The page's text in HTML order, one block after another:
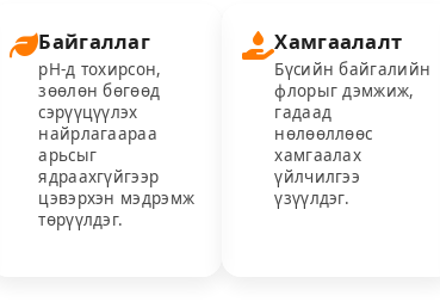
Байгаллаг
pH-д тохирсон,
зөөлөн бөгөөд
сэрүүцүүлэх
найрлагаараа
арьсыг
ядраахгүйгээр
цэвэрхэн мэдрэмж
төрүүлдэг.
Хамгаалалт
Бүсийн байгалийн
флорыг дэмжиж,
гадаад
нөлөөллөөс
хамгаалах
үйлчилгээ
үзүүлдэг.